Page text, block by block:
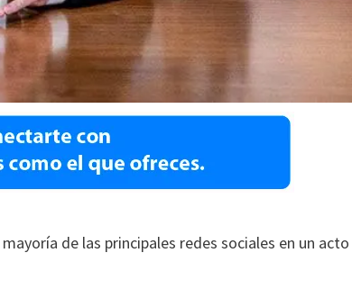
de las principales redes sociales en un acto